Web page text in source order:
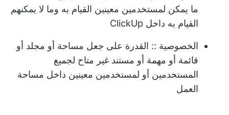
ما يمكن لمستخدمين معينين القيام به وما لا يمكنهم
القيام به داخل ClickUp
الخصوصية :: القدرة على جعل مساحة أو مجلد أو
قائمة أو مهمة أو مستند غير متاح لجميع
المستخدمين أو لمستخدمين معينين داخل مساحة
العمل